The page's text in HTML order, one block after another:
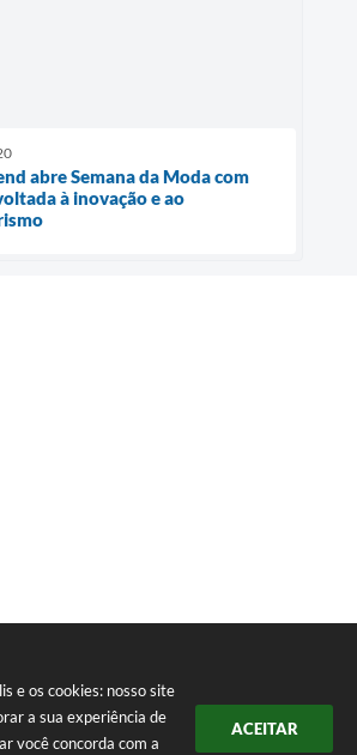
e os cookies: nosso site
a sua experiência de
você concorda com a
ACEITAR
abre Semana da Moda com
à inovação e ao